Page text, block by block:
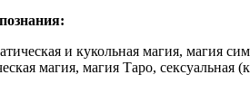
и кукольная магия, магия
магия, магия Таро, сексуальная